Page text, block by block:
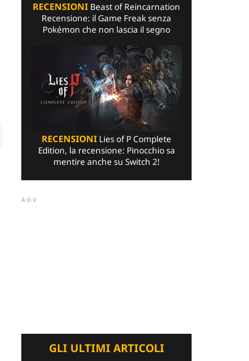
RECENSIONI Beast of Reincarnation
Recensione: il Game Freak senza
Pokémon che non lascia il segno
RECENSIONI Lies of P Complete
Edition, la recensione: Pinocchio sa
mentire anche su Switch 2!
ADV
GLI ULTIMI ARTICOLI